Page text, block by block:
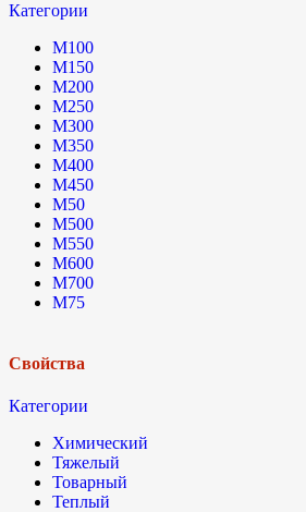
Категории
М100
М150
М200
М250
М300
М350
М400
М450
М50
М500
М550
М600
М700
М75
Свойства
Категории
Химический
Тяжелый
Товарный
Теплый